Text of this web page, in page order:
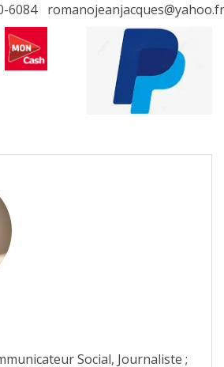
6084 romanojeanjacques@yahoo.fr
Social, Journaliste ;